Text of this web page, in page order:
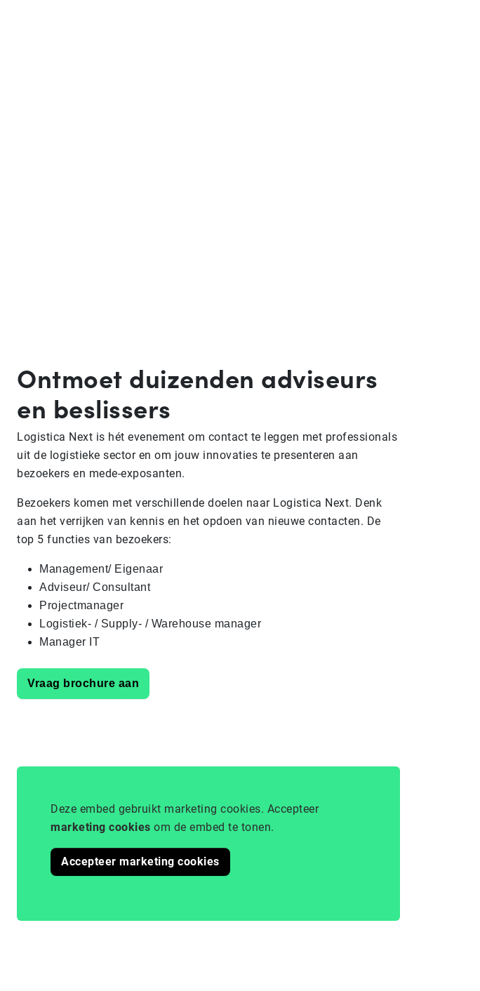
Ontmoet duizenden adviseurs
en beslissers
Logistica Next is hét evenement om contact te leggen met professionals
uit de logistieke sector en om jouw innovaties te presenteren aan
bezoekers en mede-exposanten.
Bezoekers komen met verschillende doelen naar Logistica Next. Denk
aan het verrijken van kennis en het opdoen van nieuwe contacten. De
top 5 functies van bezoekers:
Management/ Eigenaar
Adviseur/ Consultant
Projectmanager
Logistiek- / Supply- / Warehouse manager
Manager IT
Vraag brochure aan
Deze embed gebruikt marketing cookies. Accepteer
marketing cookies om de embed te tonen.
Accepteer marketing cookies